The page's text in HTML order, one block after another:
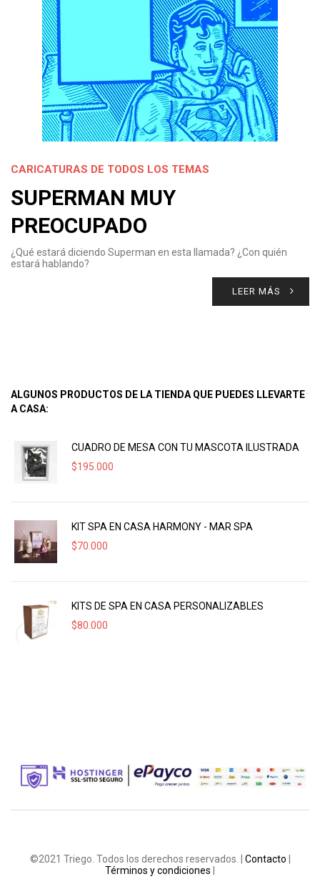
CARICATURAS DE TODOS LOS TEMAS
SUPERMAN MUY
PREOCUPADO
¿Qué estará diciendo Superman en esta llamada? ¿Con quién
estará hablando?
LEER MÁS
ALGUNOS PRODUCTOS DE LA TIENDA QUE PUEDES LLEVARTE
A CASA:
CUADRO DE MESA CON TU MASCOTA ILUSTRADA
$195.000
KIT SPA EN CASA HARMONY - MAR SPA
$70.000
KITS DE SPA EN CASA PERSONALIZABLES
$80.000
©2021 Triego. Todos los derechos reservados. | Contacto
Términos y condiciones